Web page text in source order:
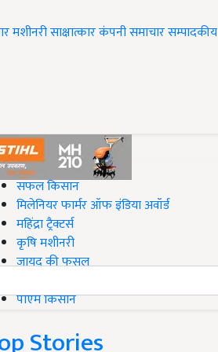
मशीनरीसाक्षात्कारकंपनी समाचारसम्पादकीय
on Krishi Jagran
सफल किसान
मिलेनियर फार्मर ऑफ इंडिया अवॉर्ड
महिंद्रा ट्रैक्टर्स
कृषि मशीनरी
जायद की फसल
पीएम किसान
Stories